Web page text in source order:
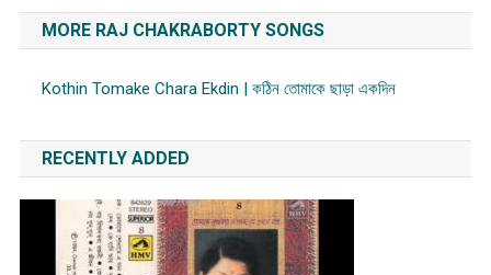
MORE RAJ CHAKRABORTY SONGS
Kothin Tomake Chara Ekdin | কঠিন তোমাকে ছাড়া একদিন
RECENTLY ADDED